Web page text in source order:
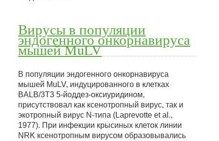
Вирусы в популяции
эндогенного онкорнавируса
мышей MuLV
В популяции эндогенного онкорнавируса
мышей MuLV, индуцированного в клетках
BALB/3T3 5-йоддез-оксиуридином,
присутствовал как ксенотропный вирус, так и
экотропный вирус N-типа (Laprevotte et al.,
1977). При инфекции крысиных клеток линии
NRK ксенотропным вирусом образовывались